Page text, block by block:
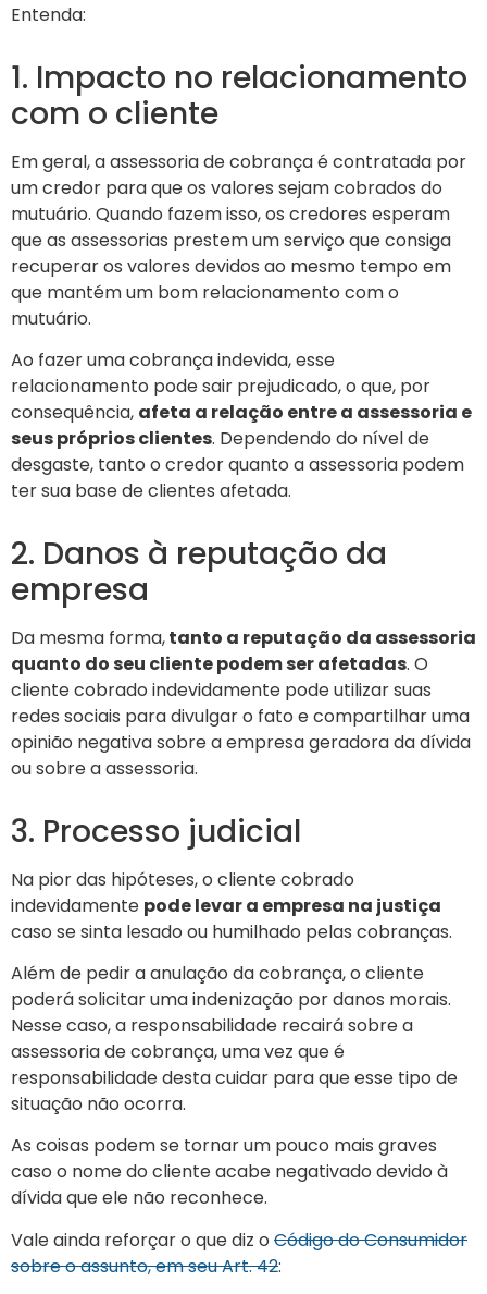
Entenda:
1. Impacto no relacionamento
com o cliente
Em geral, a assessoria de cobrança é contratada por
um credor para que os valores sejam cobrados do
mutuário. Quando fazem isso, os credores esperam
que as assessorias prestem um serviço que consiga
recuperar os valores devidos ao mesmo tempo em
que mantém um bom relacionamento com o
mutuário.
Ao fazer uma cobrança indevida, esse
relacionamento pode sair prejudicado, o que, por
consequência, afeta a relação entre a assessoria e
seus próprios clientes. Dependendo do nível de
desgaste, tanto o credor quanto a assessoria podem
ter sua base de clientes afetada.
2. Danos à reputação da
empresa
Da mesma forma,tanto a reputação da assessoria
quanto do seu cliente podem ser afetadas. O
cliente cobrado indevidamente pode utilizar suas
redes sociais para divulgar o fato e compartilhar uma
opinião negativa sobre a empresa geradora da dívida
ou sobre a assessoria.
3. Processo judicial
Na pior das hipóteses, o cliente cobrado
indevidamente pode levar a empresa na justiça
caso se sinta lesado ou humilhado pelas cobranças.
Além de pedir a anulação da cobrança, o cliente
poderá solicitar uma indenização por danos morais.
Nesse caso, a responsabilidade recairá sobre a
assessoria de cobrança, uma vez que é
responsabilidade desta cuidar para que esse tipo de
situação não ocorra.
As coisas podem se tornar um pouco mais graves
caso o nome do cliente acabe negativado devido à
dívida que ele não reconhece.
Vale ainda reforçar o que diz o Código do Consumidor
sobre o assunto, em seu Art. 42: